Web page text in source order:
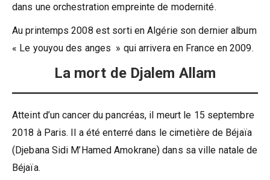
dans une orchestration empreinte de modernité.
Au printemps 2008 est sorti en Algérie son dernier album
« Le youyou des anges » qui arrivera en France en 2009.
La mort de Djalem Allam
Atteint d’un cancer du pancréas, il meurt le 15 septembre
2018 à Paris. Il a été enterré dans le cimetière de Béjaïa
(Djebana Sidi M’Hamed Amokrane) dans sa ville natale de
Béjaïa.